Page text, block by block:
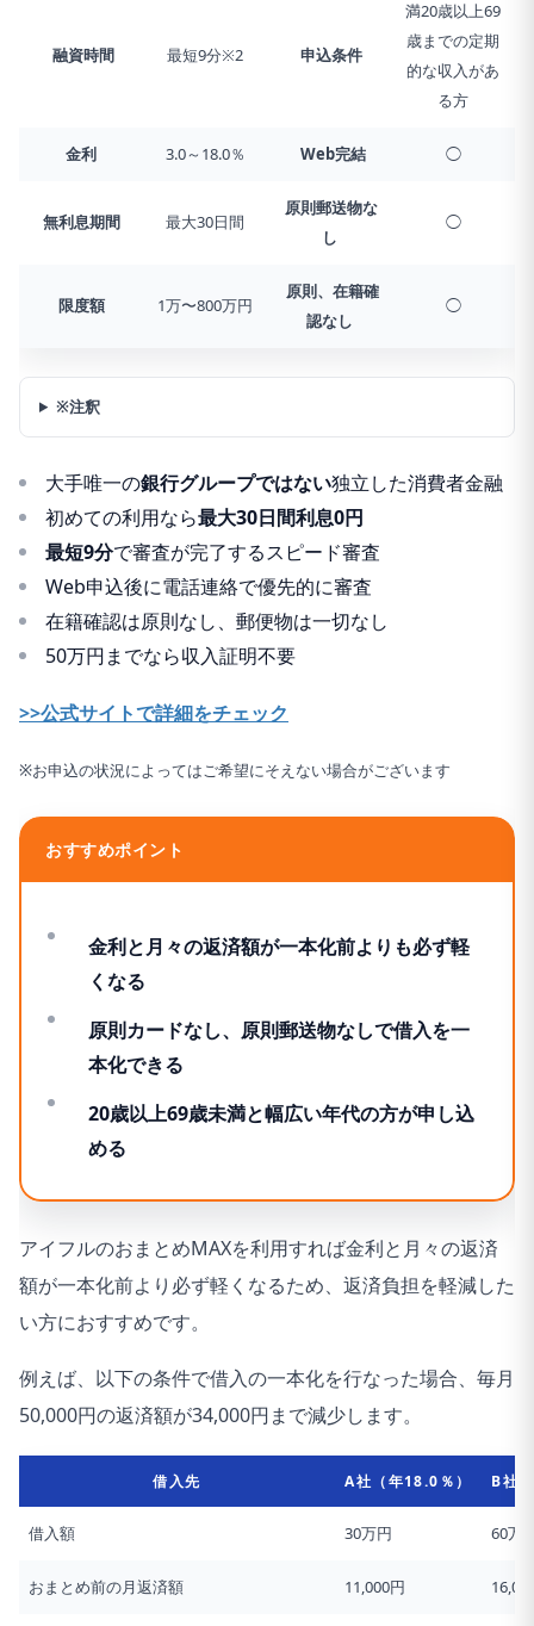
融資時間 最短9分※2 申込条件
満20歳以上69
歳までの定期
的な収入があ
る方
金利 3.0～18.0％ Web完結 ◯
無利息期間 最大30日間
原則郵送物な
し
◯
限度額 1万〜800万円
原則、在籍確
認なし
◯
※注釈
大手唯一の銀行グループではない独立した消費者金融
初めての利用なら最大30日間利息0円
最短9分で審査が完了するスピード審査
Web申込後に電話連絡で優先的に審査
在籍確認は原則なし、郵便物は一切なし
50万円までなら収入証明不要
>>公式サイトで詳細をチェック
※お申込の状況によってはご希望にそえない場合がございます
おすすめポイント
金利と月々の返済額が一本化前よりも必ず軽
くなる
原則カードなし、原則郵送物なしで借入を一
本化できる
20歳以上69歳未満と幅広い年代の方が申し込
める
アイフルのおまとめMAXを利用すれば金利と月々の返済
額が一本化前より必ず軽くなるため、返済負担を軽減した
い方におすすめです。
例えば、以下の条件で借入の一本化を行なった場合、 毎月
50,000円の返済額が34,000円まで減少します。
借入先 A社（年18.0％） B社
借入額 30万円 60万
おまとめ前の月返済額 11,000円